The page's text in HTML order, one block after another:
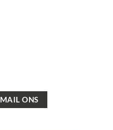
MAIL ONS